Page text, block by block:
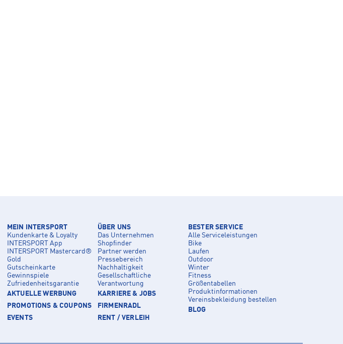
MEIN INTERSPORT
Kundenkarte & Loyalty
INTERSPORT App
INTERSPORT Mastercard®
Gold
Gutscheinkarte
Gewinnspiele
Zufriedenheitsgarantie
AKTUELLE WERBUNG
PROMOTIONS & COUPONS
EVENTS
ÜBER UNS
Das Unternehmen
Shopfinder
Partner werden
Pressebereich
Nachhaltigkeit
Gesellschaftliche
Verantwortung
KARRIERE & JOBS
FIRMENRADL
RENT / VERLEIH
BESTER SERVICE
Alle Serviceleistungen
Bike
Laufen
Outdoor
Winter
Fitness
Größentabellen
Produktinformationen
Vereinsbekleidung bestellen
BLOG